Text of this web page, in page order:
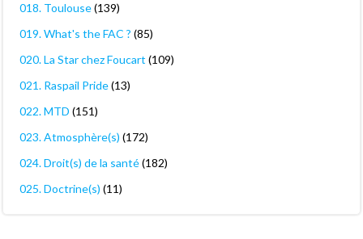
018. Toulouse(139)
019. What's the FAC ? (85)
020. La Star chez Foucart (109)
021. Raspail Pride(13)
022. MTD (151)
023. Atmosphère(s) (172)
024. Droit(s) de la santé(182)
025. Doctrine(s) (11)